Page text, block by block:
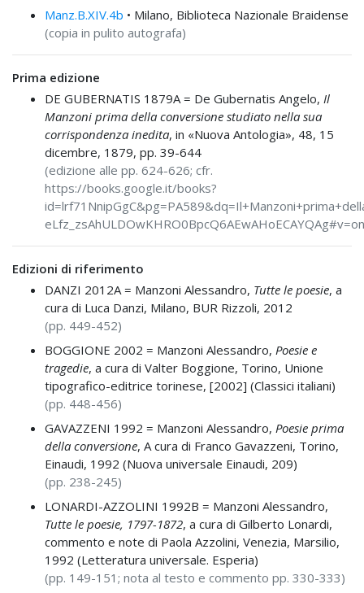
Manz.B.XIV.4b • Milano, Biblioteca Nazionale Braidense
(copia in pulito autografa)
Prima edizione
DE GUBERNATIS 1879A = De Gubernatis Angelo, Il
Manzoni prima della conversione studiato nella sua
corrispondenza inedita, in «Nuova Antologia», 48, 15
dicembre, 1879, pp. 39-644
(edizione alle pp. 624-626; cfr.
https://books.google.it/books?
Edizioni di riferimento
DANZI 2012A = Manzoni Alessandro, Tutte le poesie, a
cura di Luca Danzi, Milano, BUR Rizzoli, 2012
(pp. 449-452)
BOGGIONE 2002 = Manzoni Alessandro, Poesie e
tragedie, a cura di Valter Boggione, Torino, Unione
tipografico-editrice torinese, [2002] (Classici italiani)
(pp. 448-456)
GAVAZZENI 1992 = Manzoni Alessandro, Poesie prima
della conversione, A cura di Franco Gavazzeni, Torino,
Einaudi, 1992 (Nuova universale Einaudi, 209)
(pp. 238-245)
LONARDI-AZZOLINI 1992B = Manzoni Alessandro,
Tutte le poesie, 1797-1872, a cura di Gilberto Lonardi,
commento e note di Paola Azzolini, Venezia, Marsilio,
1992 (Letteratura universale. Esperia)
(pp. 149-151; nota al testo e commento pp. 330-333)